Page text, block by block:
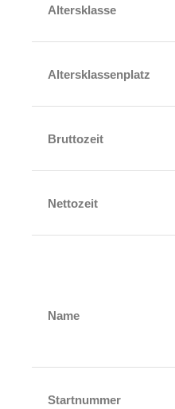
Altersklasse
Altersklassenplatz
Bruttozeit
Nettozeit
Name
Startnummer